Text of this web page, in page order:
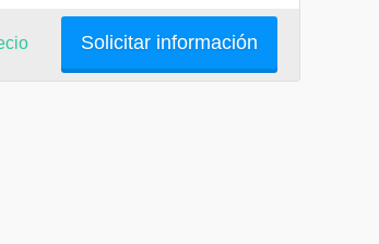
Solicitar información